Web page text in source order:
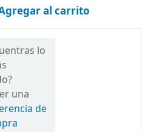
al carrito
lo
una
de